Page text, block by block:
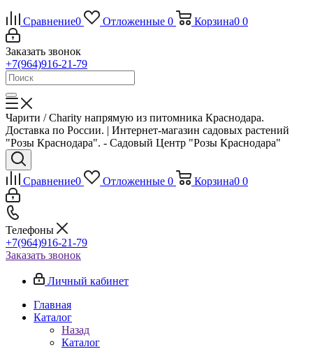
Сравнение0 Отложенные 0 Корзина0 0
Заказать звонок
+7(964)916-21-79
Чарити / Charity напрямую из питомника Краснодара.
Доставка по России. | Интернет-магазин садовых растений
"Розы Краснодара". - Садовый Центр "Розы Краснодара"
Сравнение0 Отложенные 0 Корзина0 0
Телефоны
+7(964)916-21-79
Заказать звонок
Личный кабинет
Главная
Каталог
Назад
Каталог